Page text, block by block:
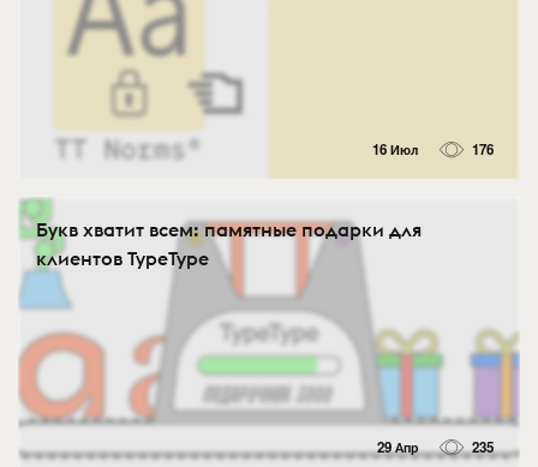
16 Июл 176
Букв хватит всем: памятные подарки для
клиентов TypeType
29 Апр 235